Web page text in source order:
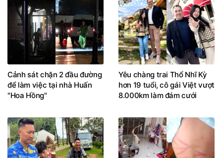
Cảnh sát chặn 2 đầu đường
để làm việc tại nhà Huấn
"Hoa Hồng"
Yêu chàng trai Thổ Nhĩ Kỳ
hơn 19 tuổi, cô gái Việt vượt
8.000km làm đám cưới